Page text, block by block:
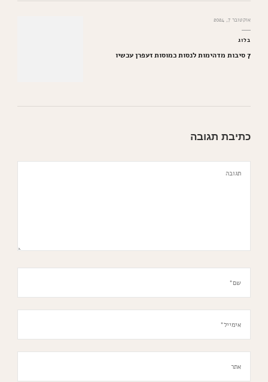
אוקטובר 7, 2024
בלוג
7 סיבות מדהימות לנסות כמוסות זעפרן עכשיו
כתיבת תגובה